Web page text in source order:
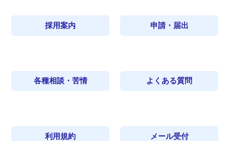
採用案内 申請・届出
各種相談・苦情 よくある質問
利用規約 メール受付